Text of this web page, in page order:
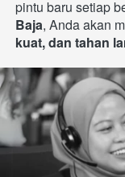
pintu baru setiap
Baja, Anda akan
kuat, dan tahan